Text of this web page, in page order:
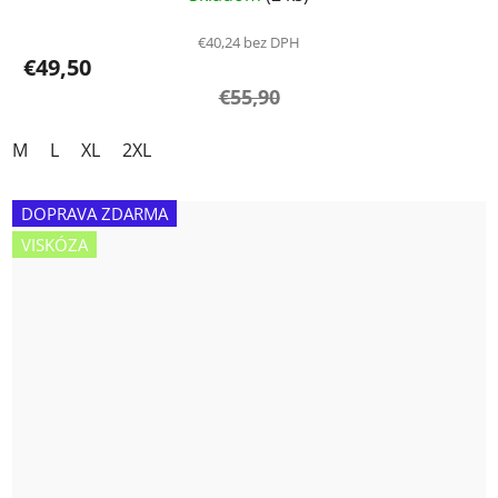
€40,24 bez DPH
€49,50
€55,90
M L XL 2XL
DOPRAVA ZDARMA
VISKÓZA